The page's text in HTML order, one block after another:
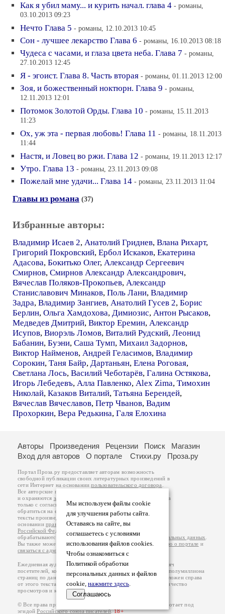
Как я убил маму... и курить начал. глава 4 - романы,
03.10.2013 09:23
Нечто Глава 5 - романы, 12.10.2013 10:45
Сон - лучшее лекарство Глава 6 - романы, 16.10.2013 08:18
Чудеса с часами, и глаза цвета неба. Глава 7 - романы,
27.10.2013 12:45
Я - эгоист. Глава 8. Часть вторая - романы, 01.11.2013 12:00
Зоя, и божественный ноктюрн. Глава 9 - романы,
12.11.2013 12:01
Потомок Золотой Орды. Глава 10 - романы, 15.11.2013
11:23
Ох, уж эта - первая любовь! Глава 11 - романы, 18.11.2013
11:44
Настя, и Ловец во ржи. Глава 12 - романы, 19.11.2013 12:17
Утро. Глава 13 - романы, 23.11.2013 09:08
Пожелай мне удачи... Глава 14 - романы, 23.11.2013 11:04
Главы из романа (37)
Избранные авторы:
Владимир Исаев 2, Анатолий Гриднев, Влана Рихарт,
Григорий Покровский, Ербол Искаков, Екатерина
Адасова, Бокитько Олег, Александр Сергеевич
Смирнов, Смирнов Александр Александрович,
Вячеслав Поляков-Прокопьев, Александр
Станиславович Минаков, Поль Лани, Владимир
Задра, Владимир Зангиев, Анатолий Гусев 2, Борис
Берлин, Ольга Хамдохова, Димиозис, Антон Рысаков,
Медведев Дмитрий, Виктор Еремин, Александр
Исупов, Виорэль Ломов, Виталий Рудский, Леонид
Бабанин, Буэни, Саша Тумп, Михаил Задорнов,
Виктор Найменов, Андрей Геласимов, Владимир
Сорокин, Таня Байр, Дартаньян, Елена Роговая,
Светлана Лось, Василий Чеботарёв, Галина Остякова,
Игорь Лебедевъ, Алла Павленко, Alex Zima, Тимохин
Николай, Казаков Виталий, Татьяна Берендей,
Вячеслав Вячеславов, Петр Чванов, Вадим
Прохоркин, Вера Редькина, Галя Елохина
Мы используем файлы cookie
для улучшения работы сайта.
Оставаясь на сайте, вы
соглашаетесь с условиями
использования файлов cookies.
Чтобы ознакомиться с
Политикой обработки
персональных данных и файлов
cookie, нажмите здесь.
Соглашаюсь
Авторы Произведения Рецензии Поиск
Магазин
Вход для авторов
О портале Стихи.ру Проза.ру
Портал Проза.ру предоставляет авторам возможность
свободной публикации своих литературных произведений в
сети Интернет на основаниипользовательского договора
Все авторские права на произведения принадлежат авторам
и охраняются законом
. Перепечатка произведений возможна
только с согласия его автора, к которому вы можете
обратиться на его авторской странице. Ответственность за
тексты произведений авторы несут самостоятельно на
основанииправил публикацииизаконодательства
Российской Федерации
обрабатываются на основанииПолитики обработки персональных данных
Вы также можете посмотреть более подробнуюинформацию о портале и
связаться с администрацией
Ежедневная аудитория портала Проза.ру – порядка 100 тысяч
посетителей, которые в общей сумме просматривают более полумиллиона
страниц по данным счетчика посещаемости, который расположен справа
от этого текста. В каждой графе указано по две цифры: количество
просмотров и количество посетителей.
© Все права принадлежат авторам, 2000-2026. Портал работает под
эгидойРоссийского союза писателей.18+